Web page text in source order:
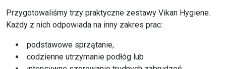
Przygotowaliśmy trzy praktyczne zestawy Vikan Hygiene.
Każdy z nich odpowiada na inny zakres prac:
podstawowe sprzątanie,
codzienne utrzymanie podłóg lub